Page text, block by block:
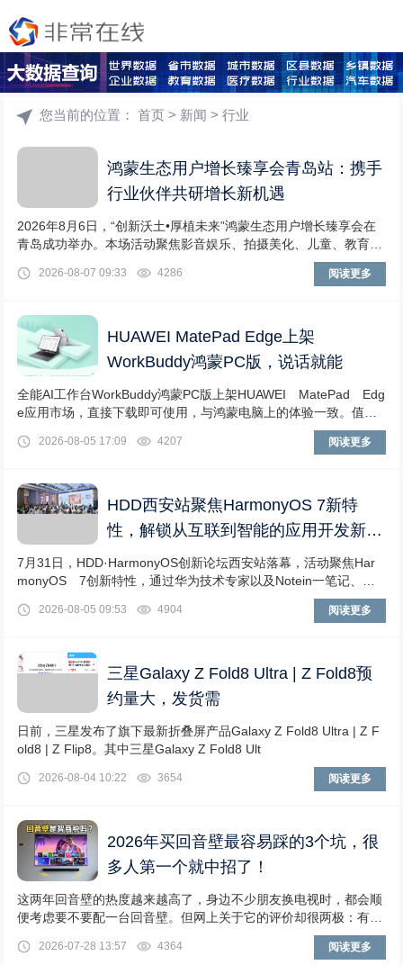
您当前的位置：首页 > 新闻 >行业
鸿蒙生态用户增长臻享会青岛站：携手
行业伙伴共研增长新机遇
2026年8月6日，“创新沃土•厚植未来”鸿蒙生态用户增长臻享会在
青岛成功举办。本场活动聚焦影音娱乐、拍摄美化、儿童、教育四
2026-08-07 09:33 4286 阅读更多
HUAWEI MatePad Edge上架
WorkBuddy鸿蒙PC版，说话就能
全能AI工作台WorkBuddy鸿蒙PC版上架HUAWEI MatePad Edg
e应用市场，直接下载即可使用，与鸿蒙电脑上的体验一致。值得
2026-08-05 17:09 4207 阅读更多
HDD西安站聚焦HarmonyOS 7新特
性，解锁从互联到智能的应用开发新范
式
7月31日，HDD·HarmonyOS创新论坛西安站落幕，活动聚焦Har
monyOS 7创新特性，通过华为技术专家以及Notein一笔记、奇
2026-08-05 09:53 4904 阅读更多
三星Galaxy Z Fold8 Ultra | Z Fold8预
约量大，发货需
日前，三星发布了旗下最新折叠屏产品Galaxy Z Fold8 Ultra | Z F
old8 | Z Flip8。其中三星Galaxy Z Fold8 Ult
2026-08-04 10:22 3654 阅读更多
2026年买回音壁最容易踩的3个坑，很
多人第一个就中招了！
这两年回音壁的热度越来越高了，身边不少朋友换电视时，都会顺
便考虑要不要配一台回音壁。但网上关于它的评价却很两极：有人
2026-07-28 13:57 4364 阅读更多